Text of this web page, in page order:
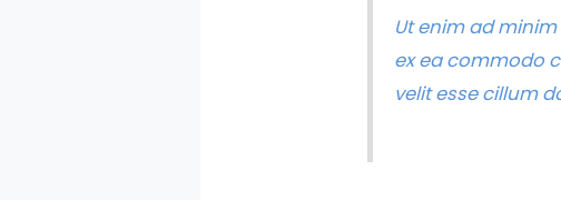
Ut enim ad
ex ea commodo
velit esse cillum